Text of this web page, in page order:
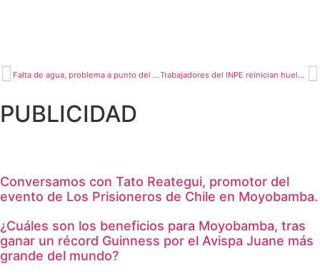
Falta de agua, problema a punto del desborde Trabajadores del INPE reinician huelga nacional indefinida
PUBLICIDAD
Conversamos con Tato Reategui, promotor del
evento de Los Prisioneros de Chile en Moyobamba.
¿Cuáles son los beneficios para Moyobamba, tras
ganar un récord Guinness por el Avispa Juane más
grande del mundo?